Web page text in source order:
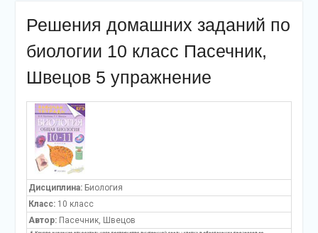
Решения домашних заданий по
биологии 10 класс Пасечник,
Швецов 5 упражнение
Дисциплина:Биология
Класс:10 класс
Автор:Пасечник, Швецов